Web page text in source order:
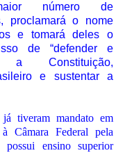
número de
proclamará o nome
e tomará deles o
de “defender e
a Constituição,
e sustentar a
tiveram mandato em
Câmara Federal pela
ensino superior